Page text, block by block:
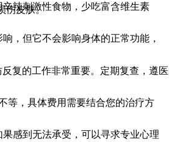
辣刺激性食物，少吃富含维生素
伤皮肤。
，但它不会影响身体的正常功能，
复的工作非常重要。定期复查，遵医
等，具体费用需要结合您的治疗方
感到无法承受，可以寻求专业心理